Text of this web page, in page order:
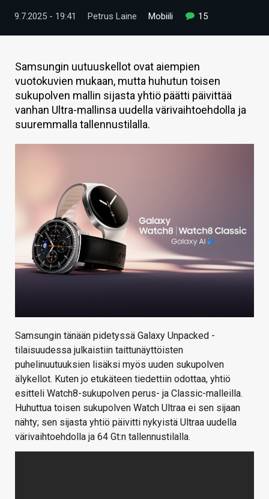
VIDEOT
TECHBBS
TIETOA
HINTA.FI
KAUPPA
9.7.2025 - 19:41 Petrus Laine Mobiili 15
Samsungin uutuuskellot ovat aiempien
vuotokuvien mukaan, mutta huhutun toisen
sukupolven mallin sijasta yhtiö päätti päivittää
vanhan Ultra-mallinsa uudella värivaihtoehdolla ja
suuremmalla tallennustilalla.
Samsungin tänään pidetyssä Galaxy Unpacked -
tilaisuudessa julkaistiin taittunäyttöisten
puhelinuutuuksien lisäksi myös uuden sukupolven
älykellot. Kuten jo etukäteen tiedettiin odottaa, yhtiö
esitteli Watch8-sukupolven perus- ja Classic-malleilla.
Huhuttua toisen sukupolven Watch Ultraa ei sen sijaan
nähty; sen sijasta yhtiö päivitti nykyistä Ultraa uudella
värivaihtoehdolla ja 64 Gt:n tallennustilalla.